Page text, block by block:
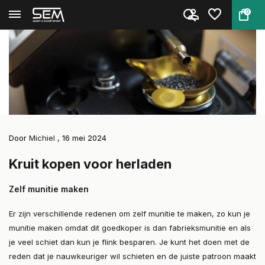
0
Terug Home Blog
Door Michiel , 16 mei 2024
Kruit kopen voor herladen
Zelf munitie maken
Er zijn verschillende redenen om zelf munitie te maken, zo kun je
munitie maken omdat dit goedkoper is dan fabrieksmunitie en als
je veel schiet dan kun je flink besparen. Je kunt het doen met de
reden dat je nauwkeuriger wil schieten en de juiste patroon maakt